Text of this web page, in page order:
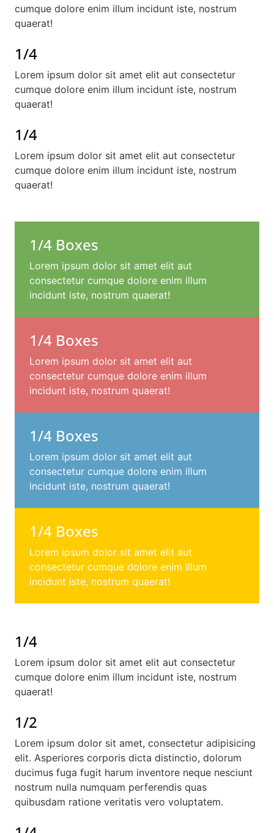
cumque dolore enim illum incidunt iste, nostrum
quaerat!
1/4
Lorem ipsum dolor sit amet elit aut consectetur
cumque dolore enim illum incidunt iste, nostrum
quaerat!
1/4
Lorem ipsum dolor sit amet elit aut consectetur
cumque dolore enim illum incidunt iste, nostrum
quaerat!
1/4 Boxes
Lorem ipsum dolor sit amet elit aut
consectetur cumque dolore enim illum
incidunt iste, nostrum quaerat!
1/4 Boxes
Lorem ipsum dolor sit amet elit aut
consectetur cumque dolore enim illum
incidunt iste, nostrum quaerat!
1/4 Boxes
Lorem ipsum dolor sit amet elit aut
consectetur cumque dolore enim illum
incidunt iste, nostrum quaerat!
1/4 Boxes
Lorem ipsum dolor sit amet elit aut
consectetur cumque dolore enim illum
incidunt iste, nostrum quaerat!
1/4
Lorem ipsum dolor sit amet elit aut consectetur
cumque dolore enim illum incidunt iste, nostrum
quaerat!
1/2
Lorem ipsum dolor sit amet, consectetur adipisicing
elit. Asperiores corporis dicta distinctio, dolorum
ducimus fuga fugit harum inventore neque nesciunt
nostrum nulla numquam perferendis quas
quibusdam ratione veritatis vero voluptatem.